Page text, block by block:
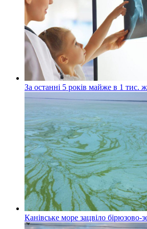
За останні 5 років майже в 1 тис.
Канівське море зацвіло